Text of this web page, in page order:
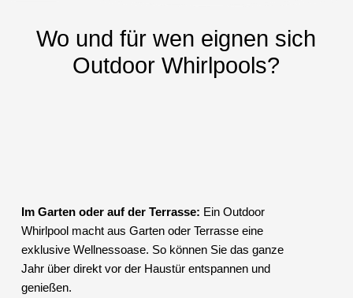
Wo und für wen eignen sich
Outdoor Whirlpools?
Im Garten oder auf der Terrasse: Ein Outdoor
Whirlpool macht aus Garten oder Terrasse eine
exklusive Wellnessoase. So können Sie das ganze
Jahr über direkt vor der Haustür entspannen und
genießen.